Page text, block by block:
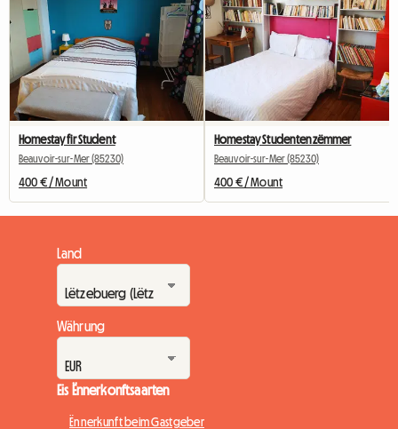
Homestay fir Student
Beauvoir-sur-Mer (85230)
400 € / Mount
Homestay Studentenzëmmer
Beauvoir-sur-Mer (85230)
400 € / Mount
Land
Währung
Eis Ënnerkonftsaarten
Ënnerkunft beim Gastgeber